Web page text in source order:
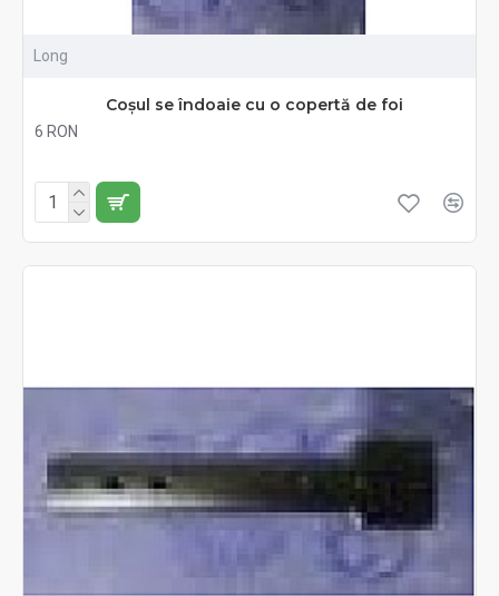
Long
Coșul se îndoaie cu o copertă de foi
6 RON